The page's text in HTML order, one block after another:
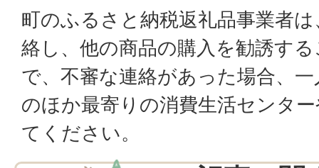
町のふるさと納税返礼品事業者
絡し、他の商品の購入を勧誘す
で、不審な連絡があった場合、
のほか最寄りの消費生活センタ
てください。